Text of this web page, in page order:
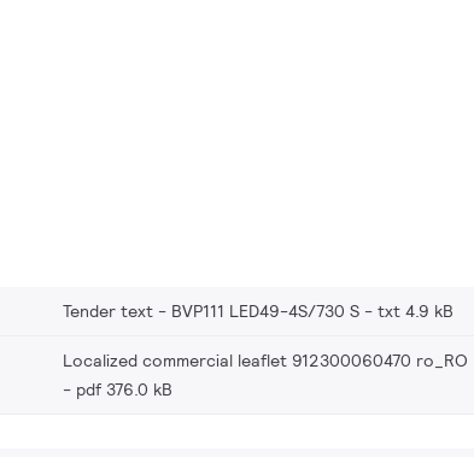
Tender text - BVP111 LED49-4S/730 S txt 4.9 kB
Localized commercial leaflet 912300060470 ro_RO
pdf 376.0 kB